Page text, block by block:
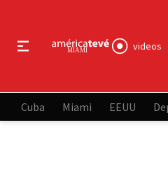
videos
Cuba Miami EEUU